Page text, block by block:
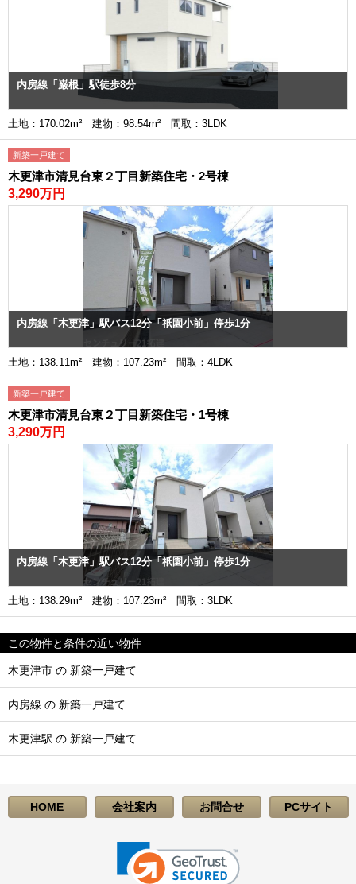
内房線「巌根」駅徒歩8分
土地：170.02m² 建物：98.54m² 間取：3LDK
新築一戸建て
木更津市清見台東２丁目新築住宅・2号棟
3,290万円
内房線「木更津」駅バス12分「祇園小前」停歩1分
土地：138.11m² 建物：107.23m² 間取：4LDK
新築一戸建て
木更津市清見台東２丁目新築住宅・1号棟
3,290万円
内房線「木更津」駅バス12分「祇園小前」停歩1分
土地：138.29m² 建物：107.23m² 間取：3LDK
この物件と条件の近い物件
木更津市 の 新築一戸建て
内房線 の 新築一戸建て
木更津駅 の 新築一戸建て
HOME 会社案内 お問合せ PCサイト